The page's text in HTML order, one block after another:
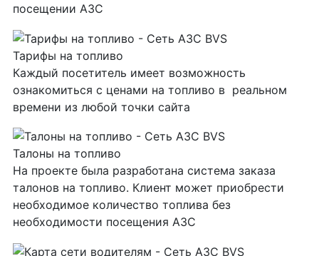
посещении АЗС
Тарифы на топливо
Каждый посетитель имеет возможность
ознакомиться с ценами на топливо в реальном
времени из любой точки сайта
Талоны на топливо
На проекте была разработана система заказа
талонов на топливо. Клиент может приобрести
необходимое количество топлива без
необходимости посещения АЗС